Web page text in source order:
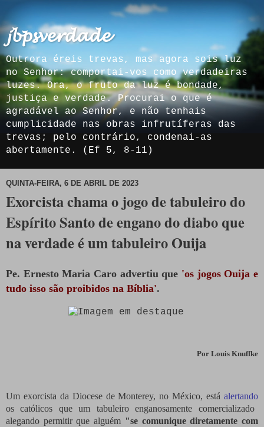
𝓳𝓫𝓹𝓼𝓿𝓮𝓻𝓭𝓪𝓭𝓮
Outrora éreis trevas, mas agora sois luz
no Senhor: comportai-vos como verdadeiras
luzes. Ora, o fruto da luz é bondade,
justiça e verdade. Procurai o que é
agradável ao Senhor, e não tenhais
cumplicidade nas obras infrutíferas das
trevas; pelo contrário, condenai-as
abertamente. (Ef 5, 8-11)
QUINTA-FEIRA, 6 DE ABRIL DE 2023
Exorcista chama o jogo de tabuleiro do
Espírito Santo de engano do diabo que
na verdade é um tabuleiro Ouija
Pe. Ernesto Maria Caro advertiu que 'os jogos Ouija e
tudo isso são proibidos na Bíblia'.
Por Louis Knuffke
Um exorcista da Diocese de Monterey, no México, está alertando
os católicos que um tabuleiro enganosamente comercializado
alegando permitir que alguém "se comunique diretamente com